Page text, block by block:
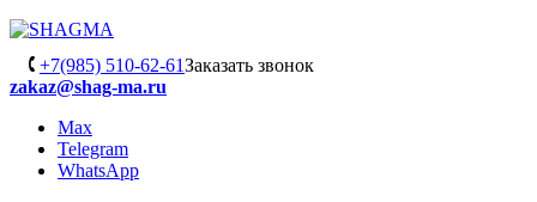
+7(985) 510-62-61Заказать звонок
zakaz@shag-ma.ru
Max
Telegram
WhatsApp